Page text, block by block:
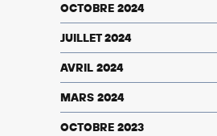
OCTOBRE 2024
JUILLET 2024
AVRIL 2024
MARS 2024
OCTOBRE 2023